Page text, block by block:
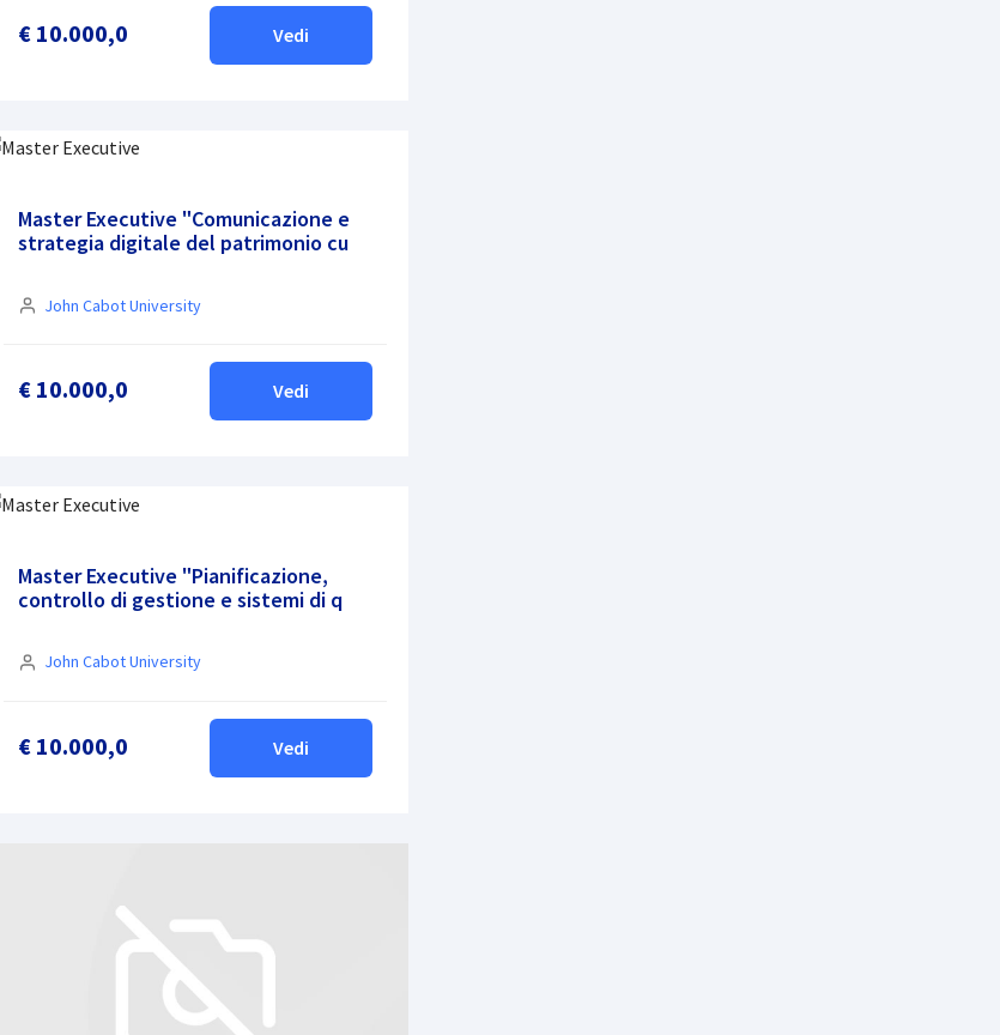
€ 10.000,0 Vedi
Master Executive "Comunicazione e
strategia digitale del patrimonio cu
John Cabot University
€ 10.000,0 Vedi
Master Executive "Pianificazione,
controllo di gestione e sistemi di q
John Cabot University
€ 10.000,0 Vedi